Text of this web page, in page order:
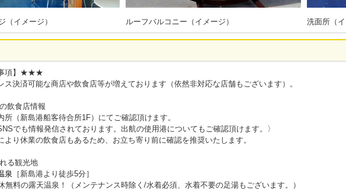
（イメージ） ルーフバルコニー（イメージ） 洗面所（
項】★★★
ス決済可能な商店や飲食店等が増えております（依然非対応な店舗もございます）。
飲食店情報
所（新島港船客待合所1F）にてご確認頂けます。
でも情報発信されております。出航の使用港についてもご確認頂けます。〉
り休業の飲食店もあるため、お立ち寄り前に確認を推奨いたします。
る観光地
泉 ［新島港より徒歩5分］
無料の露天温泉！（メンテナンス時除く/水着必須、水着不要の足湯もございます。）